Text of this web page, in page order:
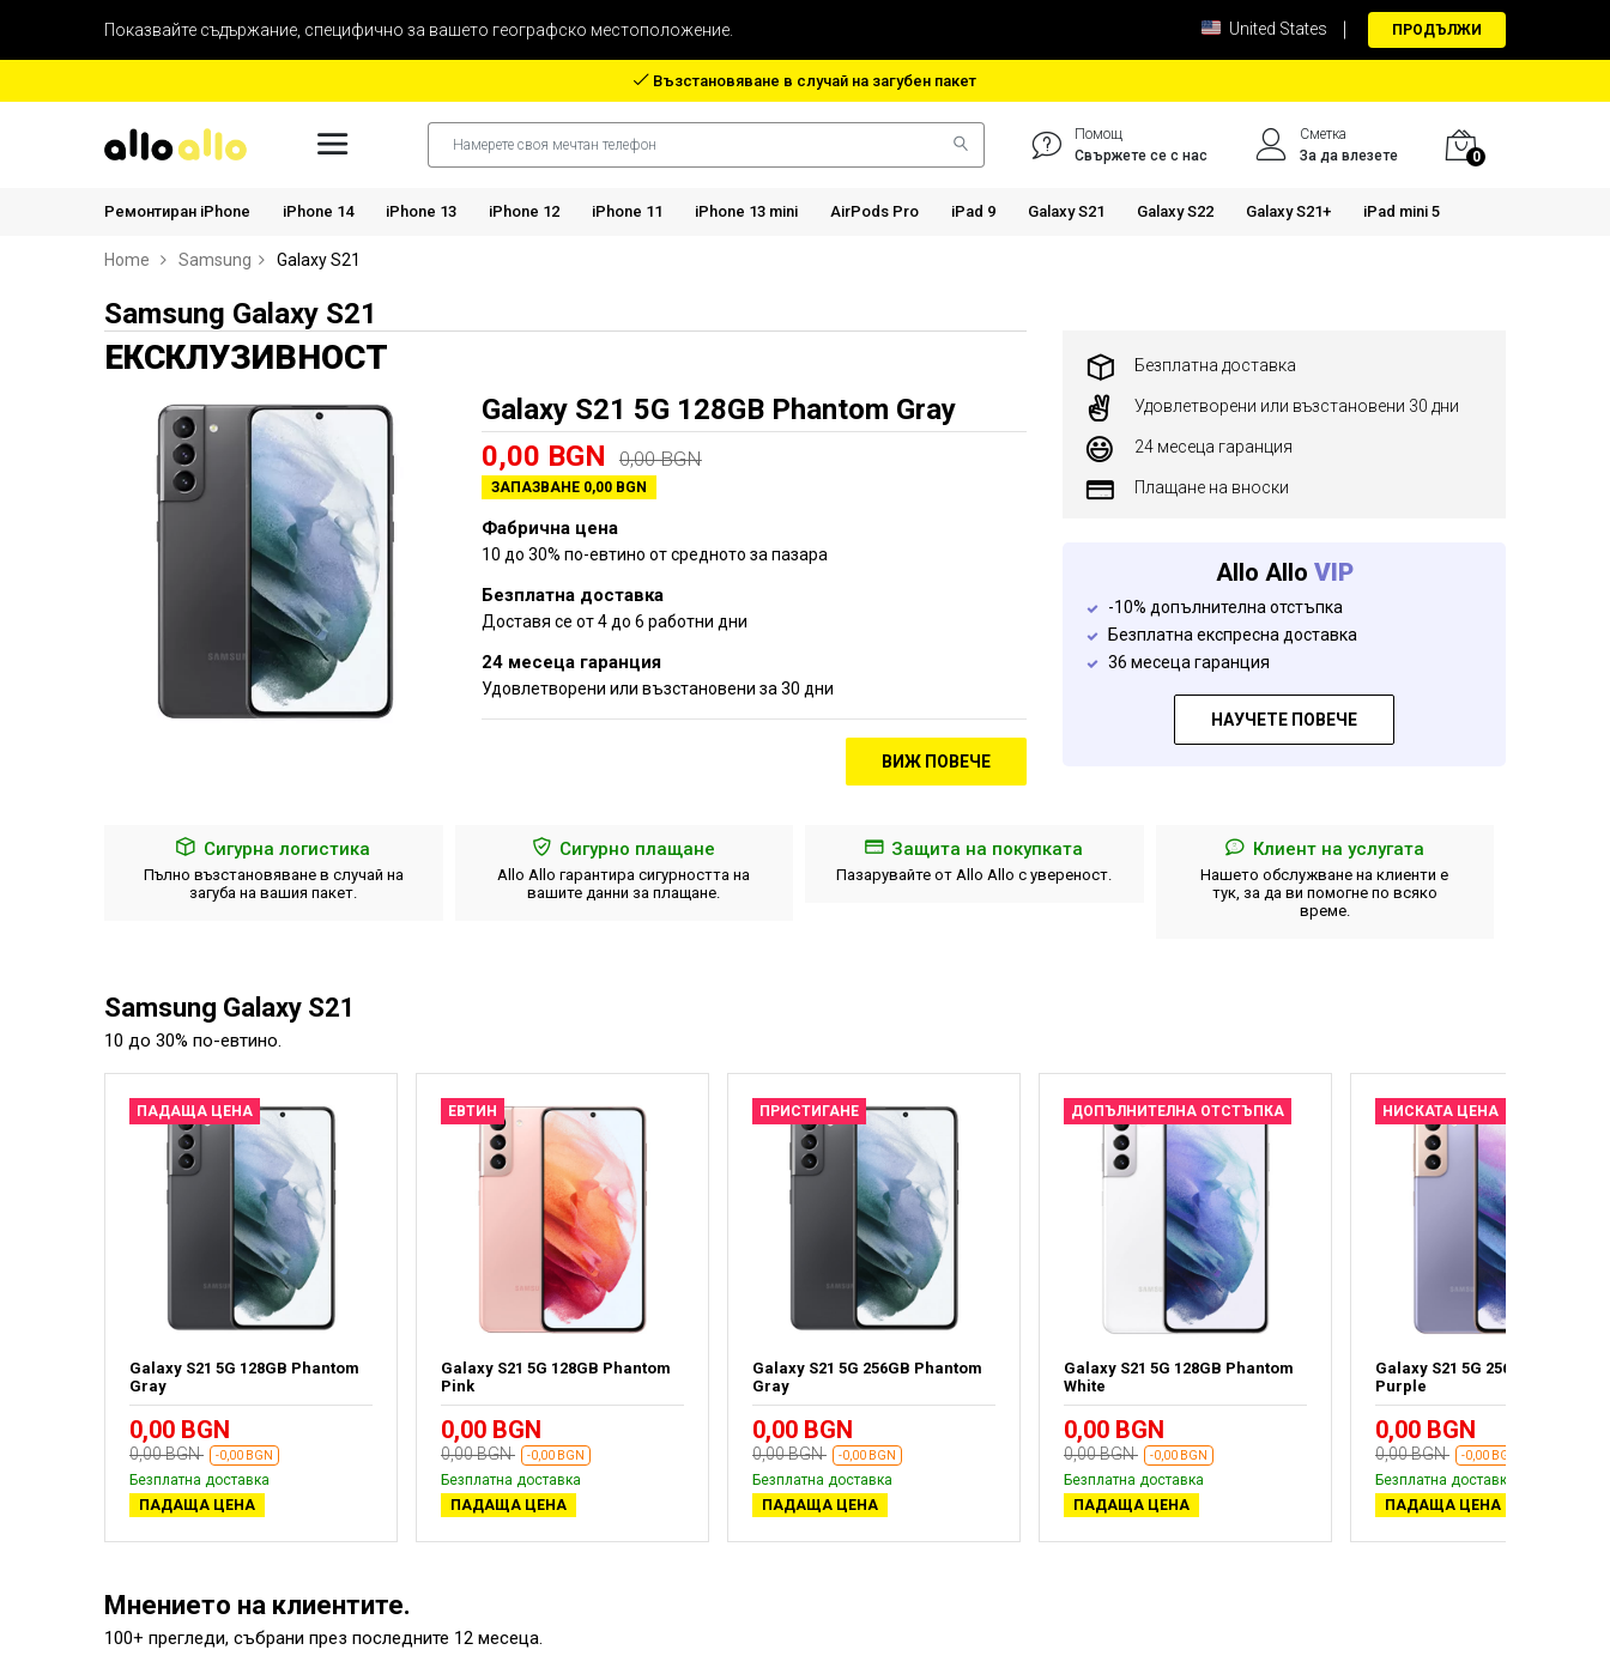
Показвайте съдържание, специфично за вашето географско местоположение. United States ПРОДЪЛЖИ
Възстановяване в случай на загубен пакет
Помощ
Свържете се с нас
Сметка
За да влезете
0
Ремонтиран iPhone iPhone 14 iPhone 13 iPhone 12 iPhone 11 iPhone 13 mini AirPods Pro iPad 9 Galaxy S21 Galaxy S22 Galaxy S21+ iPad mini 5
Home Samsung Galaxy S21
Samsung Galaxy S21
ЕКСКЛУЗИВНОСТ
Galaxy S21 5G 128GB Phantom Gray
0,00 BGN
0,00 BGN
ЗАПАЗВАНЕ 0,00 BGN
Фабрична цена
10 до 30% по-евтино от средното за пазара
Безплатна доставка
Доставя се от 4 до 6 работни дни
24 месеца гаранция
Удовлетворени или възстановени за 30 дни
ВИЖ ПОВЕЧЕ
Безплатна доставка
Удовлетворени или възстановени 30 дни
24 месеца гаранция
Плащане на вноски
Allo Allo VIP
-10% допълнителна отстъпка
Безплатна експресна доставка
36 месеца гаранция
НАУЧЕТЕ ПОВЕЧЕ
Сигурна логистика
Пълно възстановяване в случай на
загуба на вашия пакет.
Сигурно плащане
Allo Allo гарантира сигурността на
вашите данни за плащане.
Защита на покупката
Пазарувайте от Allo Allo с увереност.
Клиент на услугата
Нашето обслужване на клиенти е
тук, за да ви помогне по всяко
време.
Samsung Galaxy S21
10 до 30% по-евтино.
ПАДАЩА ЦЕНА
Galaxy S21 5G 128GB Phantom
Gray
0,00 BGN
0,00 BGN -0,00 BGN
Безплатна доставка
ПАДАЩА ЦЕНА
ЕВТИН
Galaxy S21 5G 128GB Phantom
Pink
0,00 BGN
0,00 BGN -0,00 BGN
Безплатна доставка
ПАДАЩА ЦЕНА
ПРИСТИГАНЕ
Galaxy S21 5G 256GB Phantom
Gray
0,00 BGN
0,00 BGN -0,00 BGN
Безплатна доставка
ПАДАЩА ЦЕНА
ДОПЪЛНИТЕЛНА ОТСТЪПКА
Galaxy S21 5G 128GB Phantom
White
0,00 BGN
0,00 BGN -0,00 BGN
Безплатна доставка
ПАДАЩА ЦЕНА
НИСКАТА ЦЕНА
Galaxy S21 5G 256GB Phantom
Purple
0,00 BGN
0,00 BGN -0,00 BGN
Безплатна доставка
ПАДАЩА ЦЕНА
Мнението на клиентите.
100+ прегледи, събрани през последните 12 месеца.